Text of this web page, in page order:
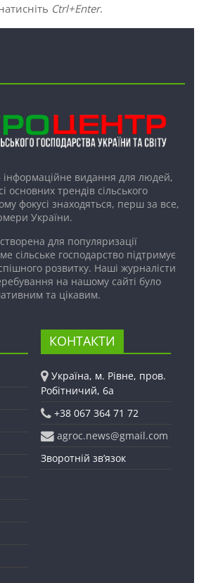
Ctrl+Enter.
видання для людей,
основних трендів сільського
фокусі знаходяться, перш за все,
України.
для популяризації
сільське господарство підтримує
розвитку. Наші журналісти
на нашому сайті було
та цікавим.
КОНТАКТИ
Україна, м. Рівне, пров.
Робітничий, 6а
+38 067 364 71 72
agroc.news@gmail.com
Зворотній зв’язок